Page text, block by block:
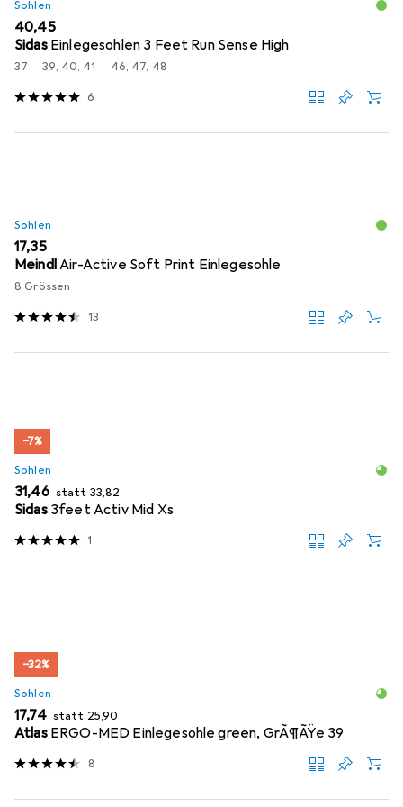
Sohlen
EUR
40,45
Sidas Einlegesohlen 3 Feet Run Sense High
37 39, 40, 41 46, 47, 48
6
Sohlen
EUR
17,35
MeindlAir-Active Soft Print Einlegesohle
8 Grössen
13
−7%
Sohlen
EUR
31,46 statt EUR
33,82
Sidas 3feet Activ Mid Xs
1
−32%
Sohlen
EUR
17,74 statt EUR
25,90
Atlas ERGO-MED Einlegesohle green, GrÃ¶ÃŸe 39
8